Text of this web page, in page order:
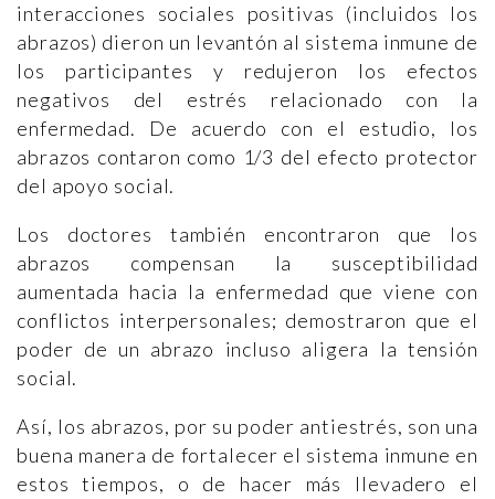
interacciones sociales positivas (incluidos los
abrazos) dieron un levantón al sistema inmune de
los participantes y redujeron los efectos
negativos del estrés relacionado con la
enfermedad. De acuerdo con el estudio, los
abrazos contaron como 1/3 del efecto protector
del apoyo social.
Los doctores también encontraron que los
abrazos compensan la susceptibilidad
aumentada hacia la enfermedad que viene con
conflictos interpersonales; demostraron que el
poder de un abrazo incluso aligera la tensión
social.
Así, los abrazos, por su poder antiestrés, son una
buena manera de fortalecer el sistema inmune en
estos tiempos, o de hacer más llevadero el